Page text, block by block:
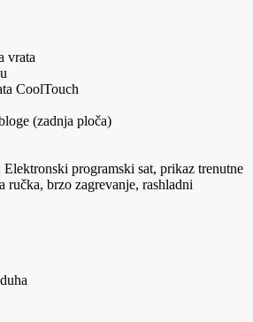
vrata
CoolTouch
(zadnja ploča)
programski sat, prikaz trenutne
ručka, brzo zagrevanje, rashladni